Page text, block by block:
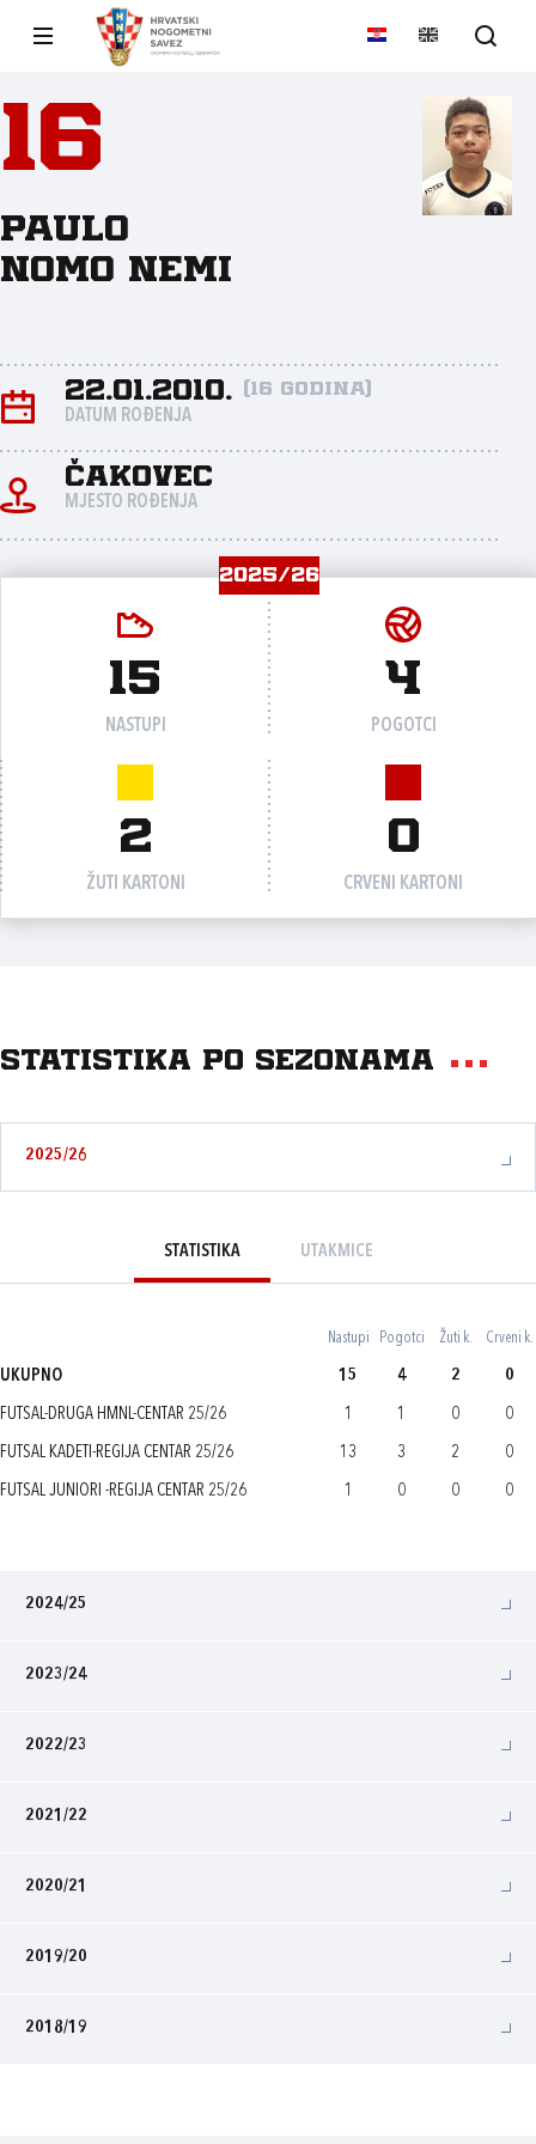
16
Paulo
Nomo Nemi
22.01.2010. (16 godina)
DATUM ROĐENJA
Čakovec
MJESTO ROĐENJA
2025/26
15
NASTUPI
4
POGOTCI
2
ŽUTI KARTONI
0
CRVENI KARTONI
Statistika po sezonama
2025/26
STATISTIKA UTAKMICE
Nastupi Pogotci Žuti k. Crveni k.
UKUPNO 15 4 2 0
FUTSAL-DRUGA HMNL-CENTAR 25/26 1 1 0 0
FUTSAL KADETI-REGIJA CENTAR 25/26 13 3 2 0
FUTSAL JUNIORI -REGIJA CENTAR 25/26 1 0 0 0
2024/25
2023/24
2022/23
2021/22
2020/21
2019/20
2018/19